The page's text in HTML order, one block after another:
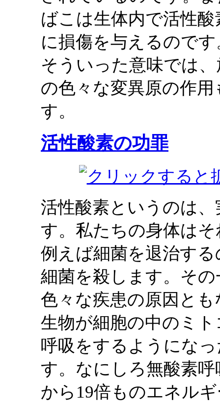
ばこは生体内で活性
に損傷を与えるのです
そういった意味では
の色々な変異原の作
す。
活性酸素の功罪
活性酸素というのは
す。私たちの身体は
例えば細菌を退治す
細菌を殺します。そ
色々な疾患の原因と
生物が細胞の中のミ
呼吸をするようにな
す。なにしろ無酸素
から19倍ものエネル